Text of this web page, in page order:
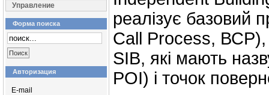
Управление
Форма поиска
Авторизация
E-mail
реалізує базовий
Call Process, ВСР),
SIB, які мають
POI) і точок